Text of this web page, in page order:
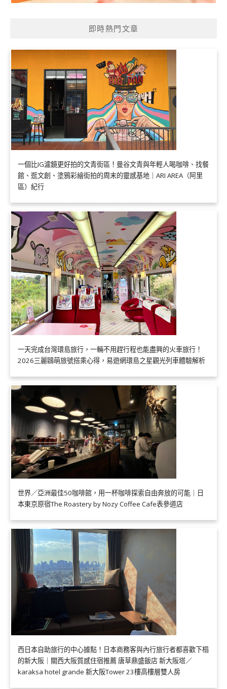
即時熱門文章
一個比IG濾鏡更好拍的文青街區！曼谷文青與年輕人喝咖啡、找餐
館、逛文創、塗鴉彩繪街拍的周末的靈感基地｜ARI AREA（阿里
區）紀行
一天完成台灣環島旅行，一輛不用趕行程也能盡興的火車旅行！
2026三麗鷗萌旅號搭乘心得，易遊網環島之星觀光列車體驗解析
世界／亞洲最佳50咖啡館，用一杯咖啡探索自由奔放的可能｜日
本東京原宿The Roastery by Nozy Coffee Cafe表參道店
西日本自助旅行的中心據點！日本商務客與內行旅行者都喜歡下榻
的新大阪｜關西大阪質感住宿推薦 唐草鼎盛飯店 新大阪塔／
karaksa hotel grande 新大阪Tower 23樓高樓層雙人房